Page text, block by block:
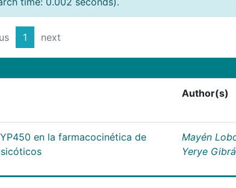
1 next
Author(s)
en la farmacocinética de
Mayén
Yerye